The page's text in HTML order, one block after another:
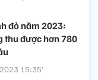
đỏ năm 2023:
thu được hơn 780
15:35’